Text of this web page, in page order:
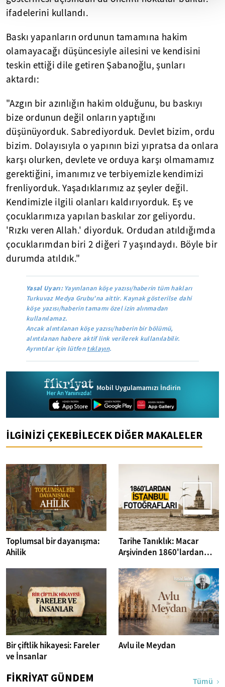
ifadelerini kullandı.
Baskı yapanların ordunun tamamına hakim
olamayacağı düşüncesiyle ailesini ve kendisini
teskin ettiği dile getiren Şabanoğlu, şunları
aktardı:
"Azgın bir azınlığın hakim olduğunu, bu baskıyı
bize ordunun değil onların yaptığını
düşünüyorduk. Sabrediyorduk. Devlet bizim, ordu
bizim. Dolayısıyla o yapının bizi yıpratsa da onlara
karşı olurken, devlete ve orduya karşı olmamamız
gerektiğini, imanımız ve terbiyemizle kendimizi
frenliyorduk. Yaşadıklarımız az şeyler değil.
Kendimizle ilgili olanları kaldırıyorduk. Eş ve
çocuklarımıza yapılan baskılar zor geliyordu.
'Rızkı veren Allah.' diyorduk. Ordudan atıldığımda
çocuklarımdan biri 2 diğeri 7 yaşındaydı. Böyle bir
durumda atıldık."
Yasal Uyarı:Yayınlanan köşe yazısı/haberin tüm hakları
Turkuvaz Medya Grubu'na aittir. Kaynak gösterilse dahi
köşe yazısı/haberin tamamı özel izin alınmadan
kullanılamaz.
Ancak alıntılanan köşe yazısı/haberin bir bölümü,
alıntılanan habere aktif link verilerek kullanılabilir.
Ayrıntılar için lütfentıklayın.
Mobil Uygulamamızı İndirin
İLGİNİZİ ÇEKEBİLECEK DİĞER MAKALELER
Toplumsal bir dayanışma:
Ahilik
Tarihe Tanıklık: Macar
Arşivinden 1860'lardan
Bir çiftlik hikayesi: Fareler
ve İnsanlar
Avlu ile Meydan
FİKRİYAT GÜNDEM Tümü